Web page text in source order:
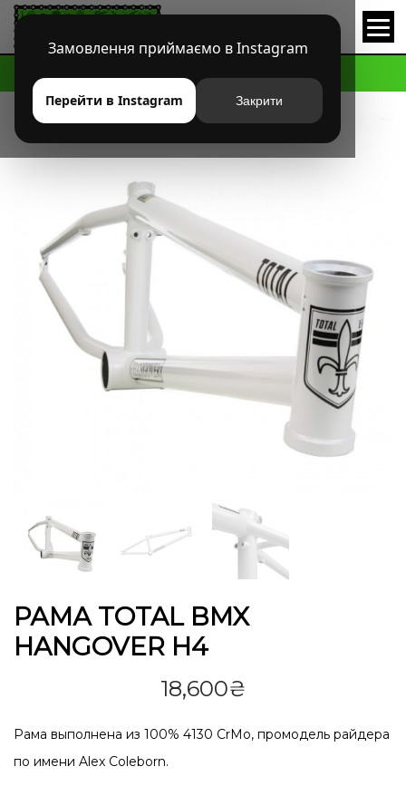
Замовлення приймаємо в Instagram
Перейти в Instagram Закрити
РАМА TOTAL BMX
HANGOVER H4
18,600₴
Рама выполнена из 100% 4130 CrMo, промодель райдера
по имени Alex Coleborn.